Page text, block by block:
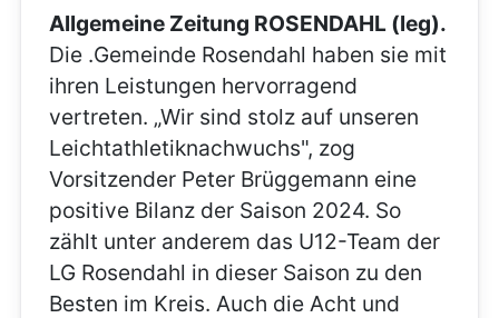
Allgemeine Zeitung ROSENDAHL (leg).
Die .Gemeinde Rosendahl haben sie mit
ihren Leistungen hervorragend
vertreten. „Wir sind stolz auf unseren
Leichtathletiknachwuchs", zog
Vorsitzender Peter Brüggemann eine
positive Bilanz der Saison 2024. So
zählt unter anderem das U12-Team der
LG Rosendahl in dieser Saison zu den
Besten im Kreis. Auch die Acht und